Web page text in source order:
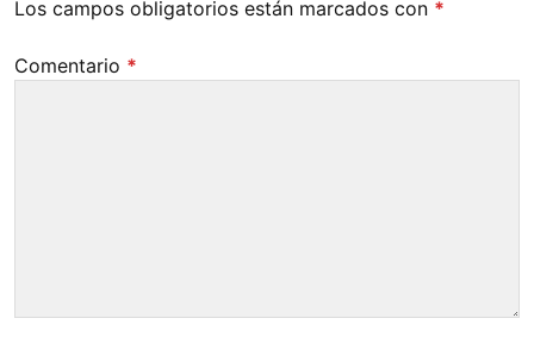
Los campos obligatorios están marcados con *
Comentario *